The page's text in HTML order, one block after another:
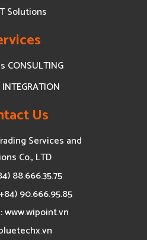
Solutions
CONSULTING
Us
Services and
Co., LTD
88.666.35.75
90.666.95.85
www.wipoint.vn